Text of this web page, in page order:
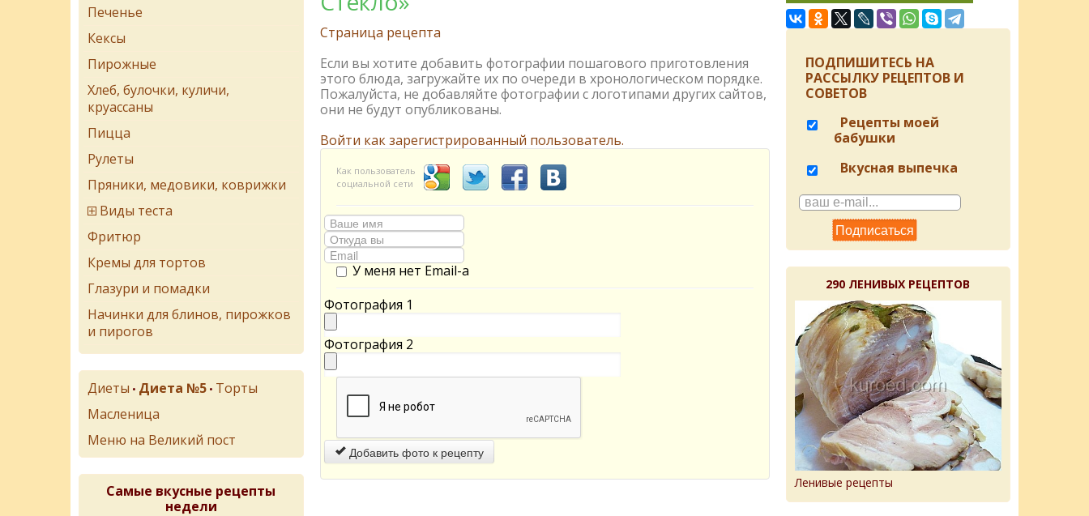
Страница рецепта
Если вы хотите добавить фотографии пошагового приготовления
этого блюда, загружайте их по очереди в хронологическом порядке.
Пожалуйста, не добавляйте фотографии с логотипами других сайтов,
они не будут опубликованы.
Войти как зарегистрированный пользователь.
Как пользователь
социальной сети
У меня нет Email-а
Фотография 1
Фотография 2
Добавить фото к рецепту
Печенье
Кексы
Пирожные
Хлеб, булочки, куличи,
круассаны
Пицца
Рулеты
Пряники, медовики, коврижки
Виды теста
Фритюр
Кремы для тортов
Глазури и помадки
Начинки для блинов, пирожков
и пирогов
Диеты • Диета №5 • Торты
Масленица
Меню на Великий пост
Самые вкусные рецепты
недели
ПОДПИШИТЕСЬ НА
РАССЫЛКУ РЕЦЕПТОВ И
СОВЕТОВ
Рецепты моей
бабушки
Вкусная выпечка
290 ЛЕНИВЫХ РЕЦЕПТОВ
Ленивые рецепты